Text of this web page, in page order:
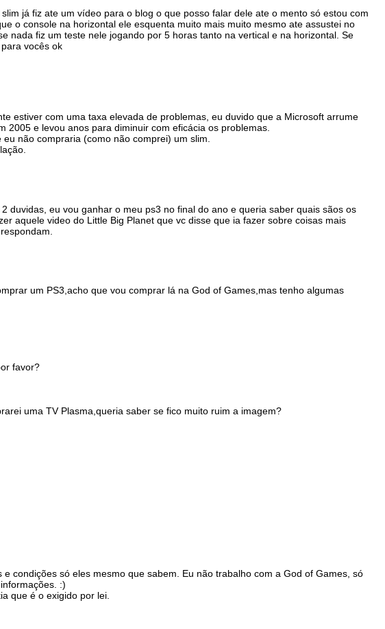
já fiz ate um vídeo para o blog o que posso falar dele ate o mento só estou com
o console na horizontal ele esquenta muito mais muito mesmo ate assustei no
nada fiz um teste nele jogando por 5 horas tanto na vertical e na horizontal. Se
vocês ok
estiver com uma taxa elevada de problemas, eu duvido que a Microsoft arrume
2005 e levou anos para diminuir com eficácia os problemas.
não compraria (como não comprei) um slim.
duvidas, eu vou ganhar o meu ps3 no final do ano e queria saber quais sãos os
aquele video do Little Big Planet que vc disse que ia fazer sobre coisas mais
um PS3,acho que vou comprar lá na God of Games,mas tenho algumas
favor?
uma TV Plasma,queria saber se fico muito ruim a imagem?
condições só eles mesmo que sabem. Eu não trabalho com a God of Games, só
:)
que é o exigido por lei.